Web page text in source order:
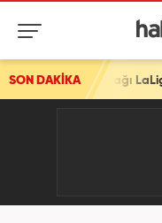
SON DAKİKA
oldu